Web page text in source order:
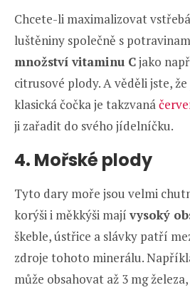
Chcete-li maximalizovat
luštěniny společně s
množství vitaminu Cjako
citrusové plody. A věděli jste,
klasická čočka je takzvaná
ji zařadit do svého jídelníčku.
4. Mořské plody
Tyto dary moře jsou velmi
korýši i měkkýši mají vysoký
škeble, ústřice a slávky patří
zdroje tohoto minerálu.
může obsahovat až 3 mg železa,